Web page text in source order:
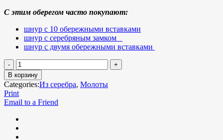
С этим оберегом часто покупают:
шнур с 10 обережными вставками
шнур с серебряным замком
шнур с двумя обережными вставками
В корзину
Categories:Из серебра, Молоты
Print
Email to a Friend